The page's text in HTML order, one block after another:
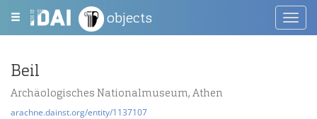
objects
Beil
Archäologisches Nationalmuseum, Athen
arachne.dainst.org/entity/1137107